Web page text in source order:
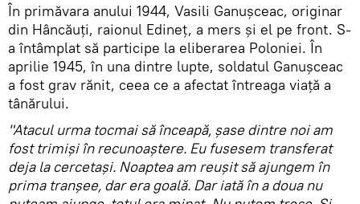
În primăvara anului 1944, Vasili Ganușceac, originar
din Hâncăuți, raionul Edineț, a mers și el pe front. S-
a întâmplat să participe la eliberarea Poloniei. În
aprilie 1945, în una dintre lupte, soldatul Ganușceac
a fost grav rănit, ceea ce a afectat întreaga viață a
tânărului.
"Atacul urma tocmai să înceapă, șase dintre noi am
fost trimiși în recunoaștere. Eu fusesem transferat
deja la cercetași. Noaptea am reușit să ajungem în
prima tranșee, dar era goală. Dar iată în a doua nu